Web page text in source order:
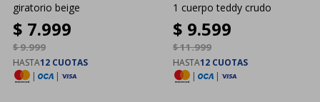
giratorio beige
$ 7.999
$9.999
HASTA12 CUOTAS
|
|
1 cuerpo teddy crudo
$ 9.599
$11.999
HASTA12 CUOTAS
|
|